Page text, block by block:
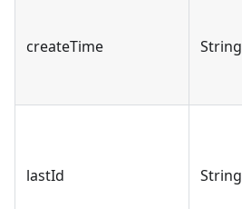
createTime String
lastId String